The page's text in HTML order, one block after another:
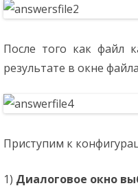
После того как файл
результате в окне
Приступим к
1) Диалоговое окно